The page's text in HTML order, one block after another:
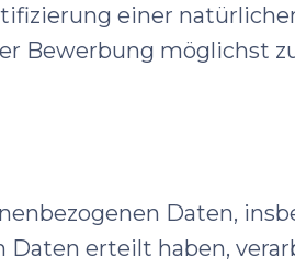
einer
Bewerbung möglichst
Daten,
erteilt haben,